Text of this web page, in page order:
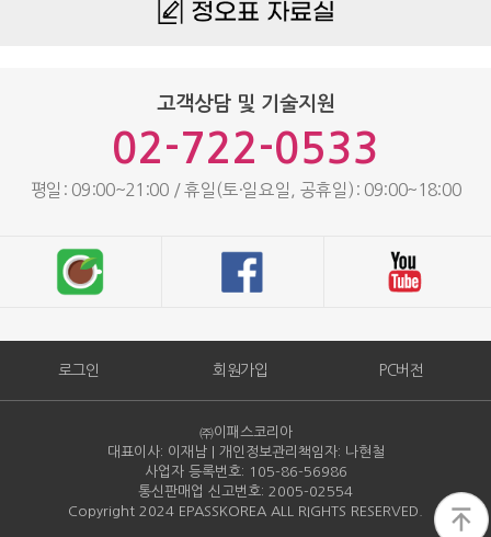
고객상담 및 기술지원
02-722-0533
평일: 09:00~21:00 / 휴일(토·일요일, 공휴일): 09:00~18:00
로그인 회원가입 PC버전
㈜이패스코리아
대표이사: 이재남 | 개인정보관리책임자: 나현철
사업자 등록번호: 105-86-56986
통신판매업 신고번호: 2005-02554
Copyright 2024 EPASSKOREA ALL RIGHTS RESERVED.